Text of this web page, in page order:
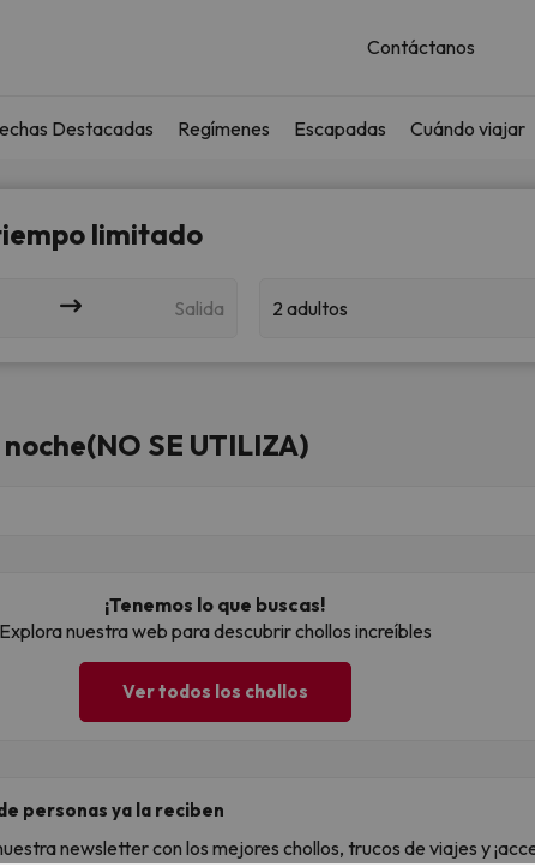
Contáctanos
Destacadas Regímenes Escapadas Cuándo viajar
limitado
Salida 2 adultos
SE UTILIZA)
¡Tenemos lo que buscas!
Explora nuestra web para descubrir chollos increíbles
Ver todos los chollos
personas ya la reciben
newsletter con los mejores chollos, trucos de viajes y